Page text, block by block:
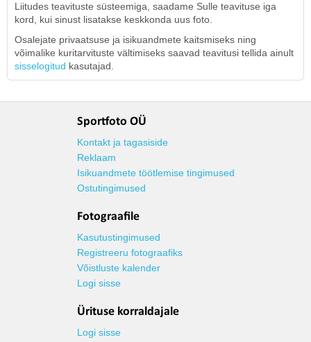
Liitudes teavituste süsteemiga, saadame Sulle teavituse iga
kord, kui sinust lisatakse keskkonda uus foto.
Osalejate privaatsuse ja isikuandmete kaitsmiseks ning
võimalike kuritarvituste vältimiseks saavad teavitusi tellida ainult
sisselogitud kasutajad.
Sportfoto OÜ
Kontakt ja tagasiside
Reklaam
Isikuandmete töötlemise tingimused
Ostutingimused
Fotograafile
Kasutustingimused
Registreeru fotograafiks
Võistluste kalender
Logi sisse
Ürituse korraldajale
Logi sisse